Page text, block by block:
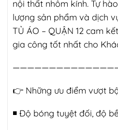
nội thất nhôm kính. Tự
lượng sản phẩm và dịch
TỦ ÁO – QUẬN 12 cam
gia công tốt nhất cho
👉 Những ưu điểm vượt
◾️ Độ bóng tuyệt đối, độ